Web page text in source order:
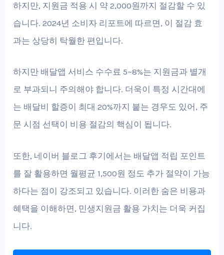
하지만, 지원금 적용 시 약 2,000원까지 절감할 수 있
습니다. 2024년 소비자 리포트에 따르면, 이 절감 효
과는 상당히 탁월한 편입니다.
하지만 배달앱 서비스 수수료 5~8%는 지원금과 별개
로 부과되니 주의해야 합니다. 더욱이 특정 시간대에
는 배달비 할증이 최대 20%까지 붙는 경우도 있어, 주
문 시점 선택이 비용 절감의 핵심이 됩니다.
또한, 네이버 블로그 후기에서는 배달앱 적립 포인트
를 잘 활용하면 월평균 1,500원 정도 추가 절약이 가능
하다는 점이 강조되고 있습니다. 이러한 숨은 비용과
혜택을 이해하면, 민생지원금 활용 가치는 더욱 커집
니다.